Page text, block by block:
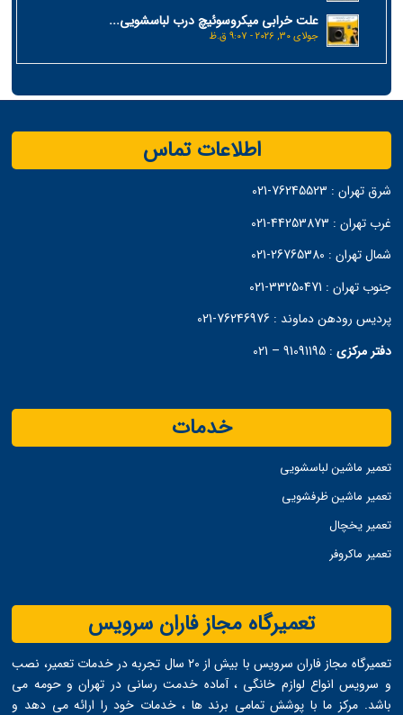
علت خرابی میکروسوئیچ درب لباسشویی...
جولای 30, 2026 - 9:07 ق.ظ
اطلاعات تماس
شرق تهران : 76245523-021
غرب تهران : 44253873-021
شمال تهران :
جنوب تهران : 33250471-021
پردیس رودهن دماوند :76246976-021
دفتر مرکزی :
91091195 – 021
خدمات
تعمیر ماشین لباسشویی
تعمیر ماشین ظرفشویی
تعمیر یخچال
تعمیر ماکروفر
تعمیرگاه مجاز فاران سرویس
تعمیرگاه مجاز فاران سرویس با بیش از ۲۰ سال تجربه در خدمات تعمیر، نصب
و سرویس انواع لوازم خانگی ، آماده خدمت ‌رسانی در تهران و حومه می
‌باشد. مرکز ما با پوشش تمامی برند ها ، خدمات خود را ارائه می ‌دهد و